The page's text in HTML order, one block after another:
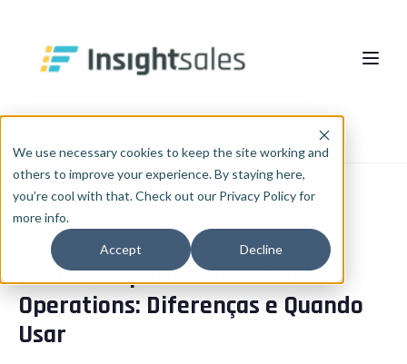
We use necessary cookies to keep the site working and
others to improve your experience. By staying here,
you’re cool with that. Check out our Privacy Policy for
more info.
Accept Decline
O Que Fazemos
Implementação HubSpot
RevOps
Consultoria de Dados e IA
Insights
Cases
Blog
PT
🇧🇷 Português
🇺🇸 English
REVOPS
Revenue Operations vs Sales
Operations: Diferenças e Quando
Usar